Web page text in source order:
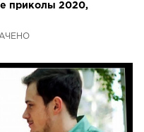
приколы 2020,